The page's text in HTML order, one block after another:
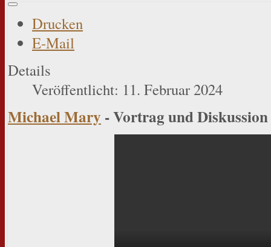
Drucken
E-Mail
Details
Veröffentlicht: 11. Februar 2024
Michael Mary - Vortrag und Diskussion